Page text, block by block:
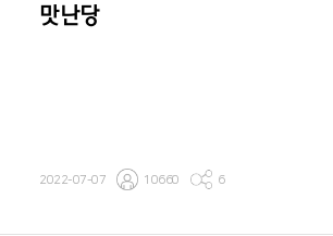
맛난당
2022-07-07 10660 6